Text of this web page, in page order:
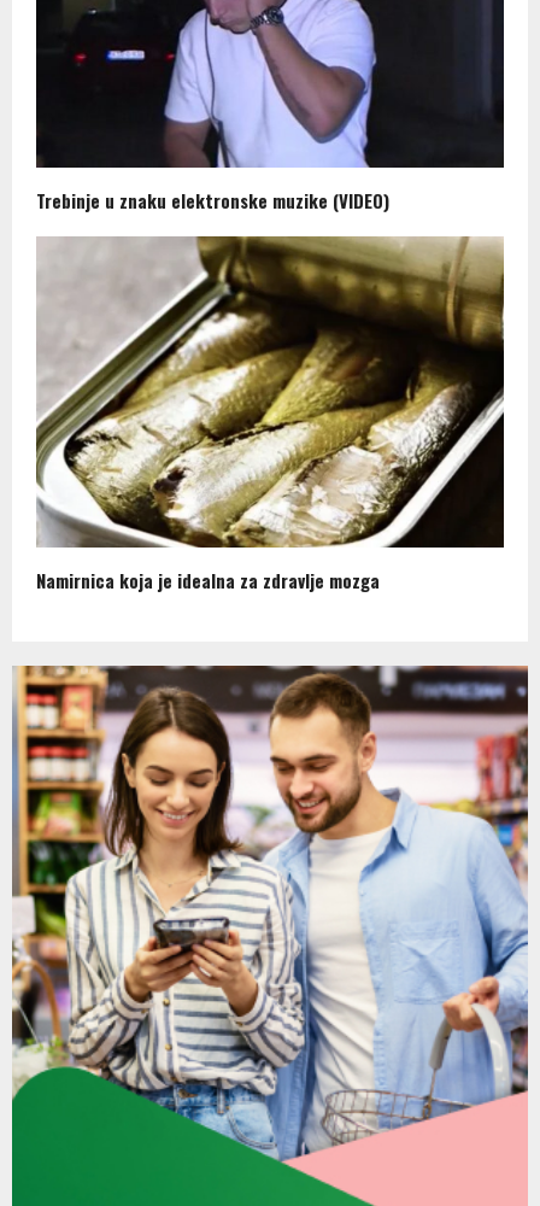
Trebinje u znaku elektronske muzike (VIDEO)
Namirnica koja je idealna za zdravlje mozga